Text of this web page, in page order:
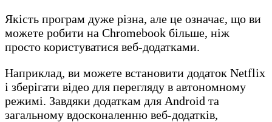
Якість програм дуже різна, але це означає, що ви
можете робити на Chromebook більше, ніж
просто користуватися веб-додатками.
Наприклад, ви можете встановити додаток Netflix
і зберігати відео для перегляду в автономному
режимі. Завдяки додаткам для Android та
загальному вдосконаленню веб-додатків,